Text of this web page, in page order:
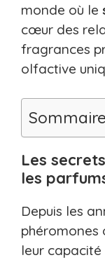
monde où le
cœur des
fragrances
olfactive
Les
les
Depuis les
phéromones
leur capacité